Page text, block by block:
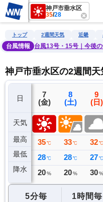
神戸市垂水区
35/28
雨雲レーダー 台風情報
トップ 2週間天気 近畿
台風情報
台風13号・15号｜今後
神戸市垂水区の2週間天
日
天気
最高
最低
降水
6
(木)
34 ℃
28 ℃
0 ミリ
7
(金)
35 ℃
28 ℃
20 %
8
(土)
33 ℃
28 ℃
20 %
9
(日)
32 ℃
27 ℃
30 %
5分毎 1時間毎